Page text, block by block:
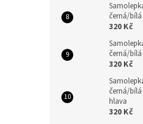
černá/
320 Kč
černá/bílá
320 Kč
černá/
hlava
320 Kč